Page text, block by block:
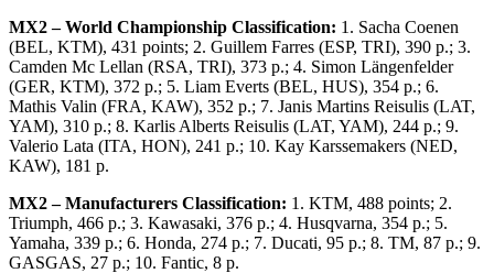
MX2 – World Championship Classification: 1. Sacha Coenen
(BEL, KTM), 431 points; 2. Guillem Farres (ESP, TRI), 390 p.; 3.
Camden Mc Lellan (RSA, TRI), 373 p.; 4. Simon Längenfelder
(GER, KTM), 372 p.; 5. Liam Everts (BEL, HUS), 354 p.; 6.
Mathis Valin (FRA, KAW), 352 p.; 7. Janis Martins Reisulis (LAT,
YAM), 310 p.; 8. Karlis Alberts Reisulis (LAT, YAM), 244 p.; 9.
Valerio Lata (ITA, HON), 241 p.; 10. Kay Karssemakers (NED,
KAW), 181 p.
MX2 – Manufacturers Classification: 1. KTM, 488 points; 2.
Triumph, 466 p.; 3. Kawasaki, 376 p.; 4. Husqvarna, 354 p.; 5.
Yamaha, 339 p.; 6. Honda, 274 p.; 7. Ducati, 95 p.; 8. TM, 87 p.; 9.
GASGAS, 27 p.; 10. Fantic, 8 p.